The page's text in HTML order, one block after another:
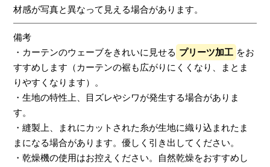
材感が写真と異なって見える場合があります。
備考
・カーテンのウェーブをきれいに見せる プリーツ加工 をお
すすめします（カーテンの裾も広がりにくくなり、まとま
りやすくなります）。
・生地の特性上、目ズレやシワが発生する場合がありま
す。
・縫製上、まれにカットされた糸が生地に織り込まれたま
まになる場合があります。優しく引き出してください。
・乾燥機の使用はお控えください。自然乾燥をおすすめし